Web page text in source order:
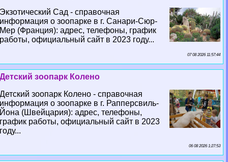
Экзотический Сад - справочная
информация о зоопарке в г. Санари-Сюр-
Мер (Франция): адрес, телефоны, график
работы, официальный сайт в 2023 году...
07 08 2026 11:57:44
Детский зоопарк Колено
Детский зоопарк Колено - справочная
информация о зоопарке в г. Рапперсвиль-
Йона (Швейцария): адрес, телефоны,
график работы, официальный сайт в 2023
году...
06 08 2026 1:27:53